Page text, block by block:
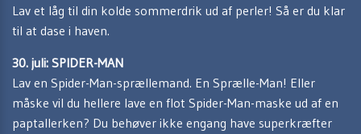
Lav et låg til din kolde sommerdrik ud af perler! Så er du klar
til at dase i haven.
30. juli: SPIDER-MAN
Lav en Spider-Man-sprællemand. En Sprælle-Man! Eller
måske vil du hellere lave en flot Spider-Man-maske ud af en
paptallerken? Du behøver ikke engang have superkræfter